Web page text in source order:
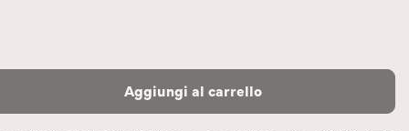
Aggiungi al carrello